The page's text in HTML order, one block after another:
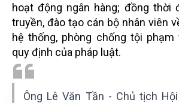
hoạt động ngân hàng; đồng thời
truyền, đào tạo cán bộ nhân viên
hệ thống, phòng chống tội
quy định của pháp luật.
Ông Lê Văn Tần - Chủ tịch